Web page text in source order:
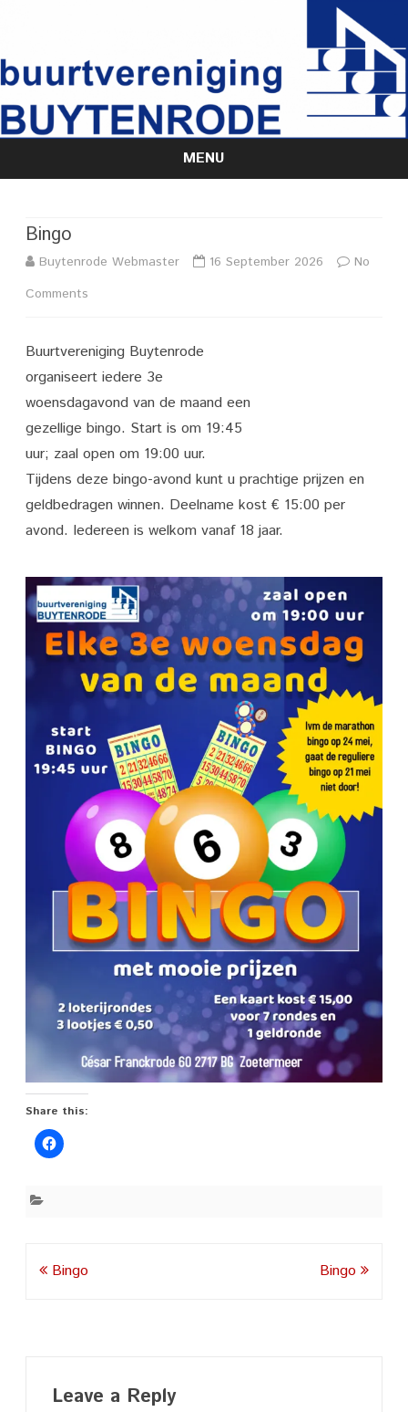
MENU
Skip
Bingo
Buytenrode Webmaster 16 September 2026
No
Comments
Buurtvereniging Buytenrode
organiseert iedere 3e
woensdagavond van de maand een
gezellige bingo. Start is om 19:45
uur; zaal open om 19:00 uur.
Tijdens deze bingo-avond kunt u prachtige prijzen en
geldbedragen winnen. Deelname kost € 15:00 per
avond. Iedereen is welkom vanaf 18 jaar.
Share this:
PostBingo Bingo
Leave a Reply